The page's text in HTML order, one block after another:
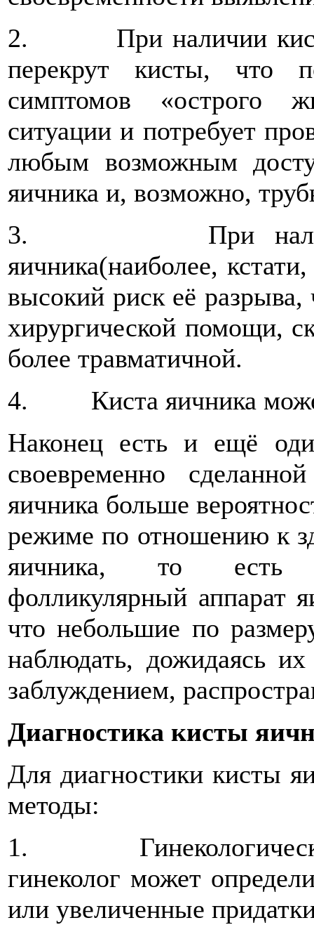
2. При наличии кисты
перекрут кисты, что
симптомов «острого
ситуации и потребует
любым возможным
яичника и, возможно,
3. При наличии
яичника(наиболее,
высокий риск её разрыва,
хирургической помощи,
более травматичной.
4. Киста яичника
Наконец есть и ещё
своевременно
яичника больше
режиме по отношению к
яичника, то есть
фолликулярный аппарат
что небольшие по
наблюдать, дожидаясь
заблуждением,
Диагностика кисты
Для диагностики кисты
методы:
1.
гинеколог может
или увеличенные